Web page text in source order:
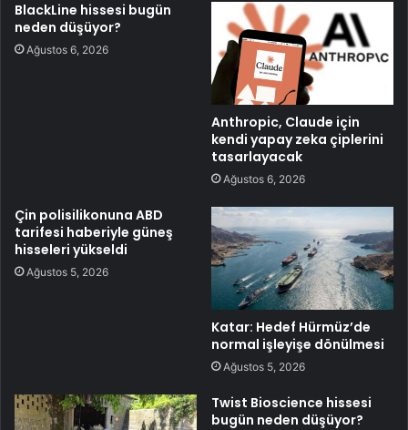
BlackLine hissesi bugün
neden düşüyor?
Ağustos 6, 2026
Anthropic, Claude için
kendi yapay zeka çiplerini
tasarlayacak
Ağustos 6, 2026
Çin polisilikonuna ABD
tarifesi haberiyle güneş
hisseleri yükseldi
Ağustos 5, 2026
Katar: Hedef Hürmüz’de
normal işleyişe dönülmesi
Ağustos 5, 2026
Twist Bioscience hissesi
bugün neden düşüyor?